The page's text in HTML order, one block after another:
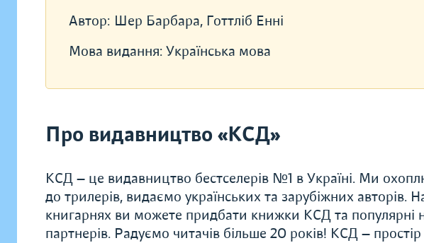
Автор: Шер Барбара, Готтліб Енні
Мова видання: Українська мова
Про видавництво «КСД»
КСД — це видавництво бестселерів №1 в Україні. Ми
до трилерів, видаємо українських та зарубіжних авторів.
книгарнях ви можете придбати книжки КСД та популярні
партнерів. Радуємо читачів більше 20 років! КСД —